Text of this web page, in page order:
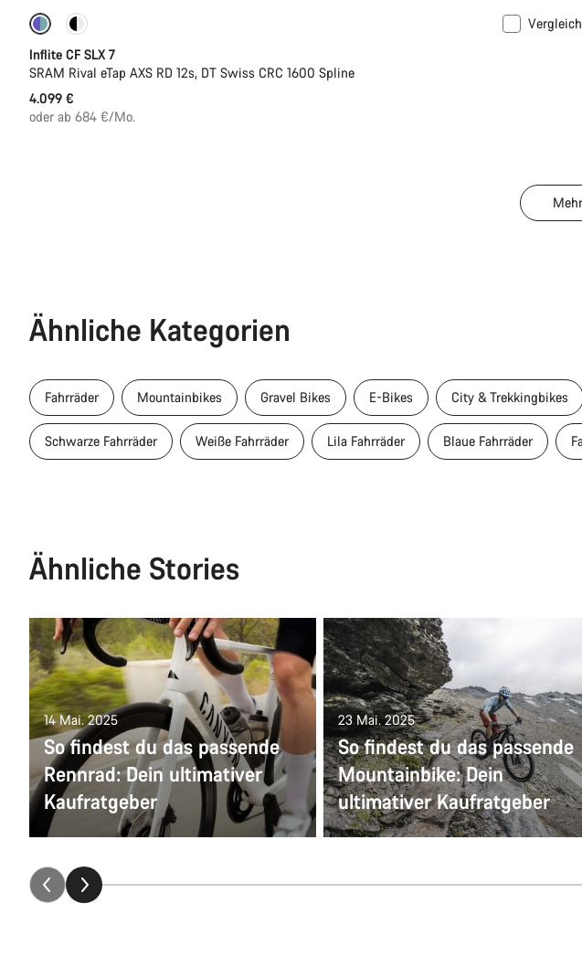
Powermeter
Inflite CF SLX 7
SRAM Rival eTap AXS RD 12s, DT Swiss CRC 1600 Spline
4.099 €
oder ab 684 €/Mo.
Ähnliche Kategorien
Fahrräder Mountainbikes Gravel Bikes E-Bikes City & Trekkingbikes
Schwarze Fahrräder Weiße Fahrräder Lila Fahrräder Blaue Fahrräder
Ähnliche Stories
14 Mai. 2025
So findest du das passende
Rennrad: Dein ultimativer
Kaufratgeber
23 Mai. 2025
So findest du das passende
Mountainbike: Dein
ultimativer Kaufratgeber